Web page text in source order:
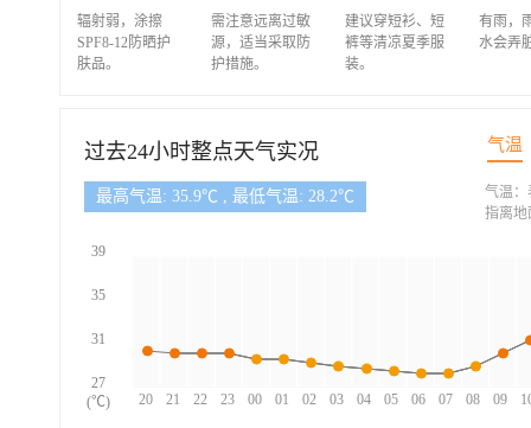
辐射弱，涂擦
SPF8-12防晒护
肤品。
需注意远离过敏
源，适当采取防
护措施。
建议穿短衫、短
裤等清凉夏季服
装。
有雨，
水会弄
过去24小时整点天气实况 气温
最高气温: 35.9℃ , 最低气温: 28.2℃
20 21 22 23 00 01 02 03 04 05 06 07 08 09
39
35
31
27
(℃)
气温：
指离地